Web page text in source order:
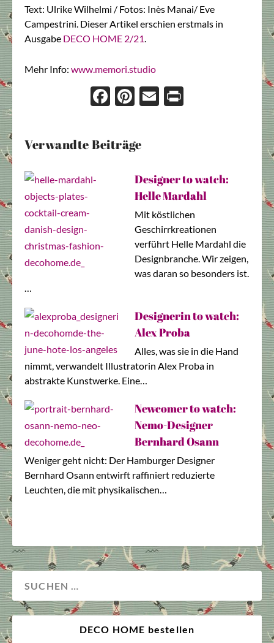
Text: Ulrike Wilhelmi / Fotos: Inès Manai/ Eve
Campestrini. Dieser Artikel erschien erstmals in
Ausgabe DECO HOME 2/21.
Mehr Info: www.memori.studio
Face
Pint
Ema
Verwandte Beiträge
Designer to watch:
Helle Mardahl
Mit köstlichen
Geschirrkreationen
verführt Helle Mardahl die
Designbranche. Wir zeigen,
was daran so besonders ist.
Designerin to watch:
Alex Proba
Alles, was sie in die Hand
nimmt, verwandelt Illustratorin Alex Proba in
abstrakte Kunstwerke. Eine…
Newcomer to watch:
Nemo-Designer
Bernhard Osann
Weniger geht nicht: Der Hamburger Designer
Bernhard Osann entwirft raffiniert reduzierte
Leuchten, die mit physikalischen…
DECO HOME bestellen